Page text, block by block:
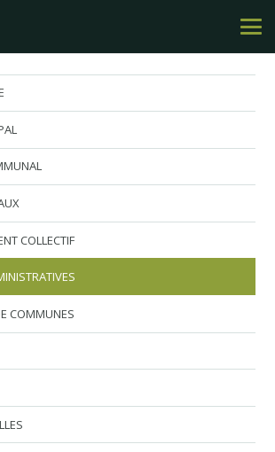
COLLECTIF
COMMUNES